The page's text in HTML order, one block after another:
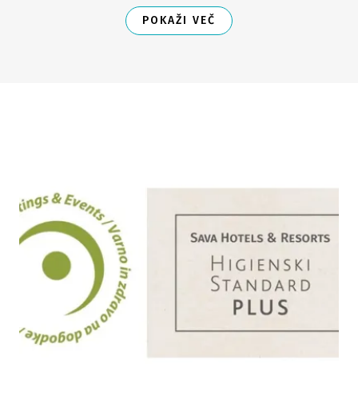
POKAŽI VEČ